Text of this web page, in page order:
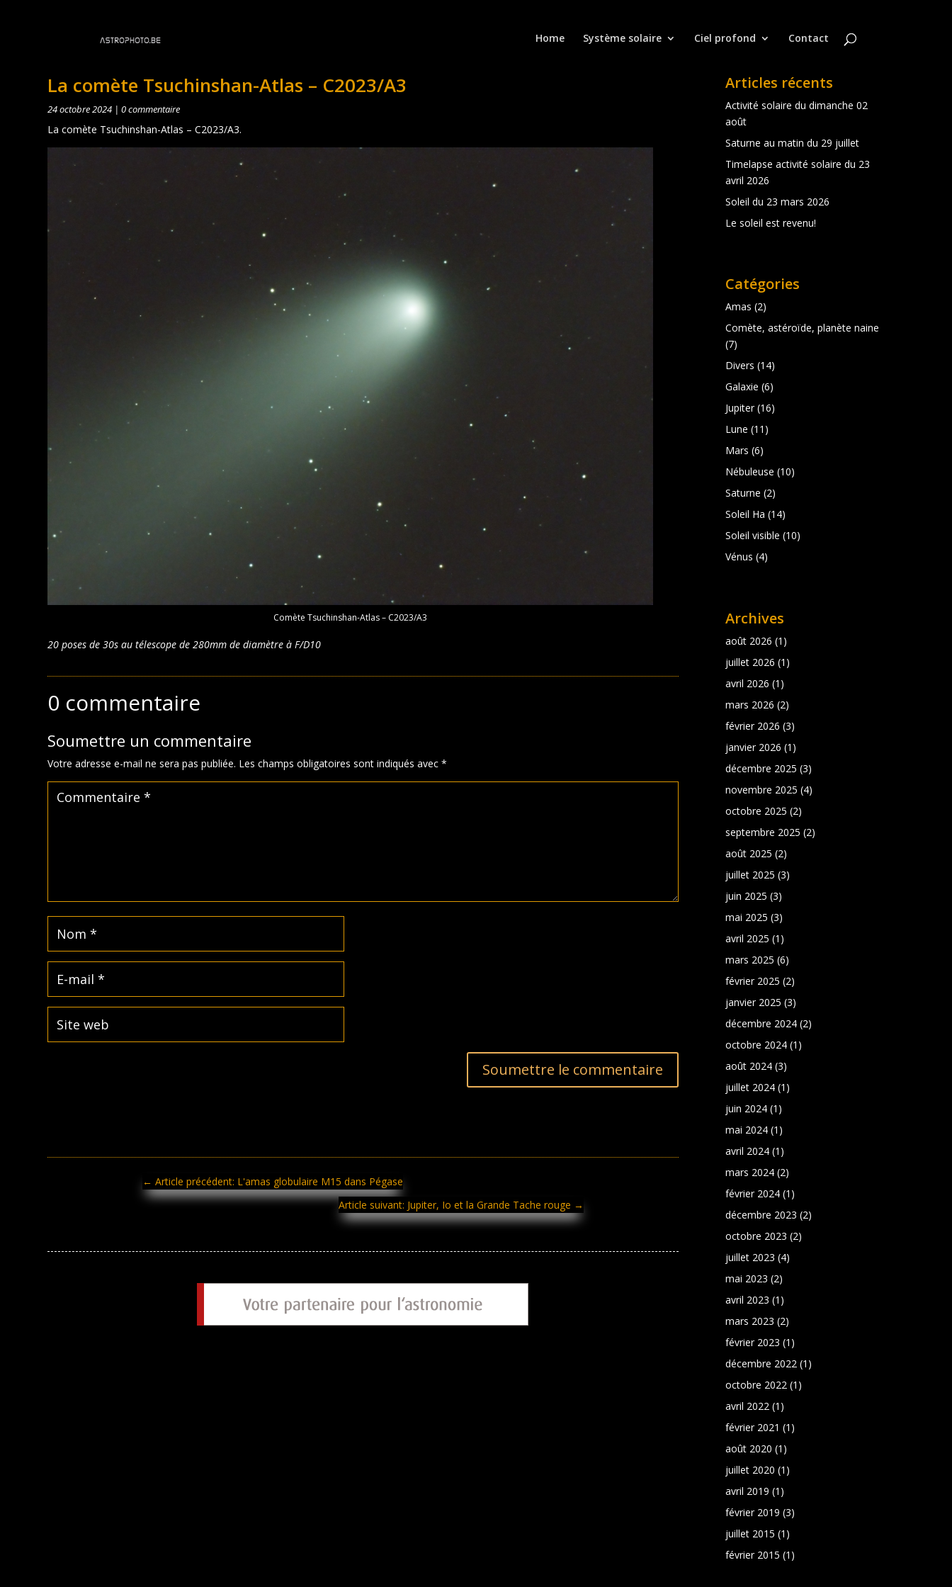
Home Système solaire Ciel profond Contact
La comète Tsuchinshan-Atlas – C2023/A3
24 octobre 2024 |0 commentaire
La comète Tsuchinshan-Atlas – C2023/A3.
Comète Tsuchinshan-Atlas – C2023/A3
20 poses de 30s au télescope de 280mm de diamètre à F/D10
0 commentaire
Soumettre un commentaire
Votre adresse e-mail ne sera pas publiée. Les champs obligatoires sont indiqués avec*
Soumettre le commentaire
← Article précédent: L'amas globulaire M15 dans Pégase
Article suivant: Jupiter, Io et la Grande Tache rouge →
Articles récents
Activité solaire du dimanche 02
août
Saturne au matin du 29 juillet
Timelapse activité solaire du 23
avril 2026
Soleil du 23 mars 2026
Le soleil est revenu!
Catégories
Amas (2)
Comète, astéroïde, planète naine
(7)
Divers (14)
Galaxie (6)
Jupiter(16)
Lune (11)
Mars (6)
Nébuleuse (10)
Saturne (2)
Soleil Ha (14)
Soleil visible (10)
Vénus (4)
Archives
août 2026 (1)
juillet 2026 (1)
avril 2026 (1)
mars 2026 (2)
février 2026 (3)
janvier 2026 (1)
décembre 2025 (3)
novembre 2025 (4)
octobre 2025 (2)
septembre 2025 (2)
août 2025 (2)
juillet 2025 (3)
juin 2025 (3)
mai 2025 (3)
avril 2025 (1)
mars 2025 (6)
février 2025 (2)
janvier 2025 (3)
décembre 2024 (2)
octobre 2024 (1)
août 2024 (3)
juillet 2024 (1)
juin 2024 (1)
mai 2024 (1)
avril 2024 (1)
mars 2024 (2)
février 2024 (1)
décembre 2023 (2)
octobre 2023 (2)
juillet 2023 (4)
mai 2023 (2)
avril 2023 (1)
mars 2023 (2)
février 2023 (1)
décembre 2022 (1)
octobre 2022 (1)
avril 2022 (1)
février 2021 (1)
août 2020 (1)
juillet 2020 (1)
avril 2019 (1)
février 2019 (3)
juillet 2015 (1)
février 2015 (1)